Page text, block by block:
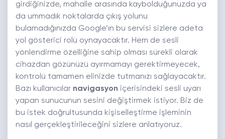
girdiğinizde, mahalle arasında kaybolduğunuzda ya
da ummadık noktalarda çıkış yolunu
bulamadığınızda Google’ın bu servisi sizlere adeta
yol gösterici rolü oynayacaktır. Hem de sesli
yönlendirme özelliğine sahip olması sürekli olarak
cihazdan gözünüzü ayırmamayı gerektirmeyecek,
kontrolü tamamen elinizde tutmanızı sağlayacaktır.
Bazı kullanıcılar navigasyon içerisindeki sesli uyarı
yapan sunucunun sesini değiştirmek istiyor. Biz de
bu istek doğrultusunda kişiselleştirme işleminin
nasıl gerçekleştirileceğini sizlere anlatıyoruz.